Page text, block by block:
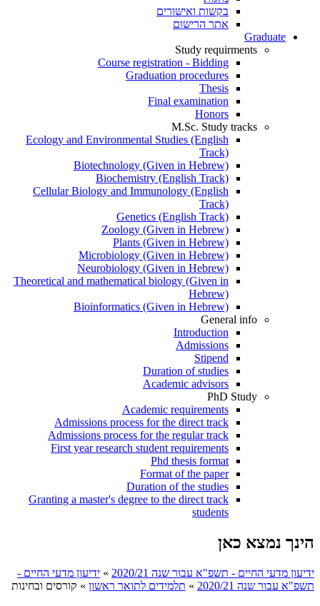
בקשות ואישורים
אתר הרישום
Graduate
Study requirments
Course registration - Bidding
Graduation procedures
Thesis
Final examination
Honors
M.Sc. Study tracks
Ecology and Environmental Studies (English
Track)
Biotechnology (Given in Hebrew)
Biochemistry (English Track)
Cellular Biology and Immunology (English
Track)
Genetics (English Track)
Zoology (Given in Hebrew)
Plants (Given in Hebrew)
Microbiology (Given in Hebrew)
Neurobiology (Given in Hebrew)
Theoretical and mathematical biology (Given in
Hebrew)
Bioinformatics (Given in Hebrew)
General info
Introduction
Admissions
Stipend
Duration of studies
Academic advisors
PhD Study
Academic requirements
Admissions process for the direct track
Admissions process for the regular track
First year research student requirements
Phd thesis format
Format of the paper
Duration of the studies
Granting a master's degree to the direct track
students
הינך נמצא כאן
ידיעון מדעי החיים - תשפ"א עבור שנה 2020/21 » ידיעון מדעי החיים -
תשפ"א עבור שנה 2020/21
» תלמידים לתואר ראשון » קורסים ובחינות